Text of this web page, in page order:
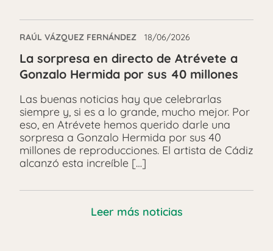
RAÚL VÁZQUEZ FERNÁNDEZ 18/06/2026
La sorpresa en directo de Atrévete a
Gonzalo Hermida por sus 40 millones
Las buenas noticias hay que celebrarlas
siempre y, si es a lo grande, mucho mejor. Por
eso, en Atrévete hemos querido darle una
sorpresa a Gonzalo Hermida por sus 40
millones de reproducciones. El artista de Cádiz
alcanzó esta increíble […]
Leer más noticias